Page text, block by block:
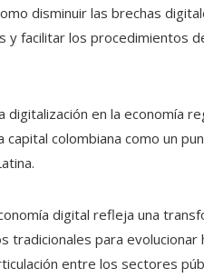
disminuir las brechas
y facilitar los procedimientos
en la economía
colombiana como un
digital refleja una
para evolucionar
entre los sectores